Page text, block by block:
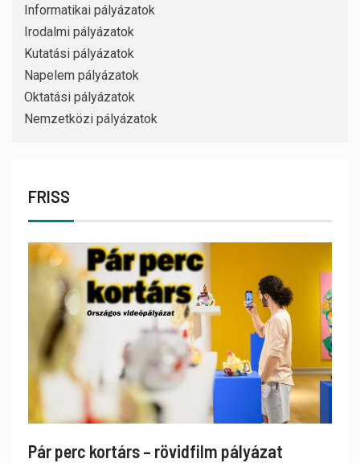
Informatikai pályázatok
Irodalmi pályázatok
Kutatási pályázatok
Napelem pályázatok
Oktatási pályázatok
Nemzetközi pályázatok
FRISS
Pár perc kortárs – rövidfilm pályázat